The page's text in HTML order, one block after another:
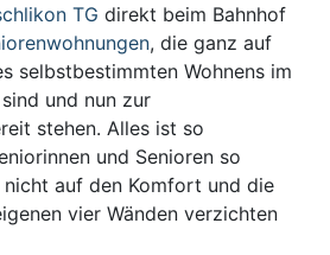
TG direkt beim Bahnhof
, die ganz auf
selbstbestimmten Wohnens im
und nun zur
stehen. Alles ist so
und Senioren so
auf den Komfort und die
vier Wänden verzichten